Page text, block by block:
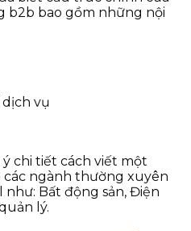
b2b bao gồm những nội
vụ
ý chi tiết cách viết một
các ngành thường xuyên
như: Bất động sản, Điện
lý.